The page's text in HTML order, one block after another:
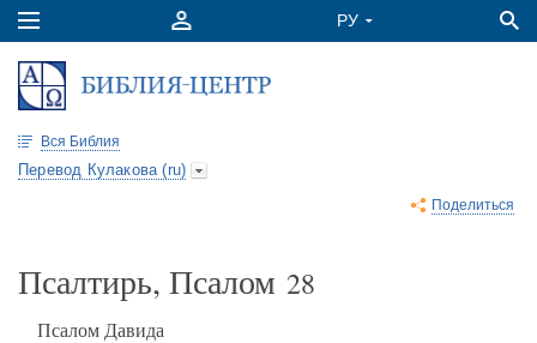
Вся Библия
Перевод Кулакова (ru)
Поделиться
Псалтирь, Псалом 28
Псалом Давида